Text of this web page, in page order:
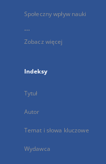
Społeczny wpływ nauki
...
Zobacz więcej
Indeksy
Tytuł
Autor
Temat i słowa kluczowe
Wydawca